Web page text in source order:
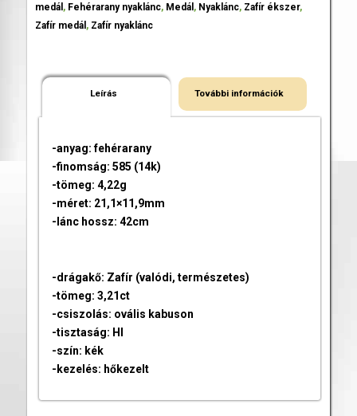
medál , Fehérarany nyaklánc, Medál , Nyaklánc, Zafír ékszer,
Zafír medál , Zafír nyaklánc
Leírás További információk
-anyag: fehérarany
-finomság: 585 (14k)
-tömeg: 4,22g
-méret: 21,1×11,9mm
-lánc hossz: 42cm
-drágakő: Zafír (valódi, természetes)
-tömeg: 3,21ct
-csiszolás: ovális kabuson
-tisztaság: HI
-szín: kék
-kezelés: hőkezelt